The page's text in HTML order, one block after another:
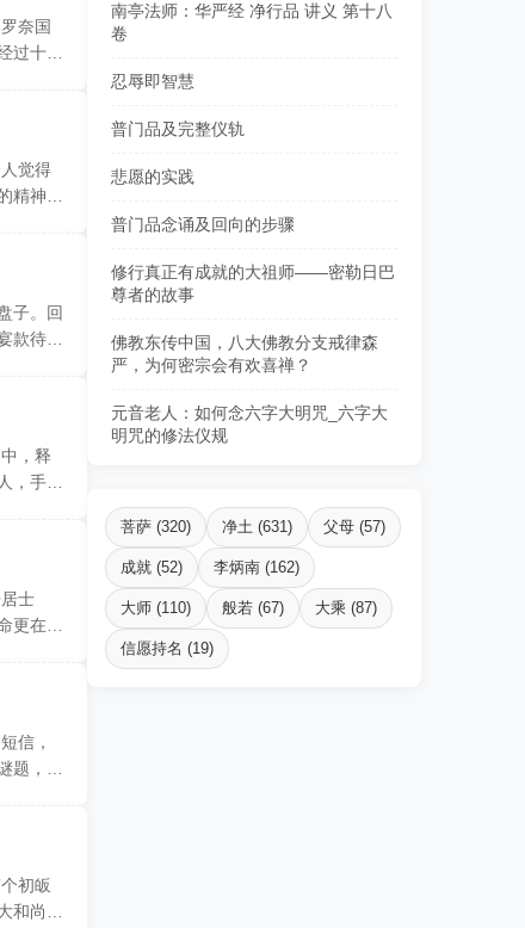
奈国
过十二
觉得
精神压
子。回
款待。
，释
，手执
士
更在呼
信，
题，让
初皈
和尚听
南亭法师：华严经 净行品 讲义 第十八
卷
忍辱即智慧
普门品及完整仪轨
悲愿的实践
普门品念诵及回向的步骤
修行真正有成就的大祖师——密勒日巴
尊者的故事
佛教东传中国，八大佛教分支戒律森
严，为何密宗会有欢喜禅？
元音老人：如何念六字大明咒_六字大
明咒的修法仪规
菩萨 (320) 净土 (631) 父母 (57)
成就 (52) 李炳南 (162)
大师 (110) 般若 (67) 大乘 (87)
信愿持名 (19)